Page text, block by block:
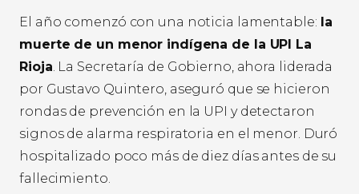
El año comenzó con una noticia lamentable: la
muerte de un menor indígena de la UPI La
Rioja. La Secretaría de Gobierno, ahora liderada
por Gustavo Quintero, aseguró que se hicieron
rondas de prevención en la UPI y detectaron
signos de alarma respiratoria en el menor. Duró
hospitalizado poco más de diez días antes de su
fallecimiento.